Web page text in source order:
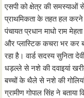
एसपी को क्षेत्र की समस्याओं
प्राथमिकता के तहत हल करने
पंचायत प्रधान माधो राम
और प्लास्टिक कचरा भर कर
रहा है। वार्ड सदस्य सुनिता
धड़ल्ले से नशे की दवाइयां
बच्चों के थैले से नशे की
ग्रामीण गोपाल सिंह ने